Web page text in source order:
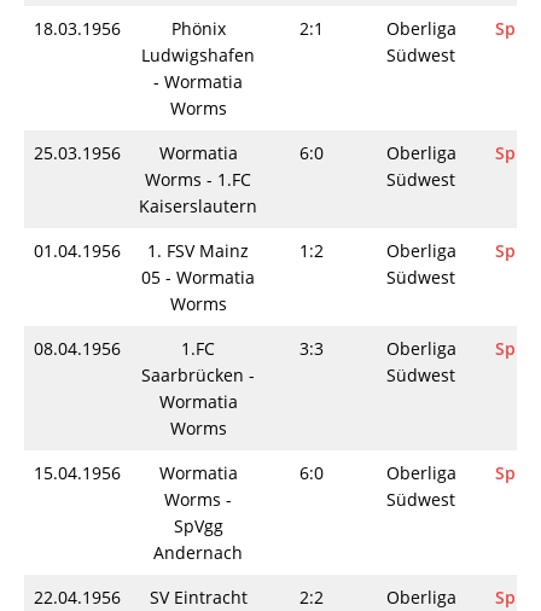
18.03.1956
Phönix
Ludwigshafen
- Wormatia
Worms
2:1
Oberliga
Südwest
25.03.1956
Wormatia
Worms - 1.FC
Kaiserslautern
6:0
Oberliga
Südwest
01.04.1956
1. FSV Mainz
05 - Wormatia
Worms
1:2
Oberliga
Südwest
08.04.1956
1.FC
Saarbrücken -
Wormatia
Worms
3:3
Oberliga
Südwest
15.04.1956
Wormatia
Worms -
SpVgg
Andernach
6:0
Oberliga
Südwest
22.04.1956
SV Eintracht
2:2
Oberliga